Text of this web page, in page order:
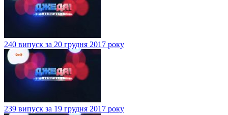
240 випуск за 20 грудня 2017 року
239 випуск за 19 грудня 2017 року